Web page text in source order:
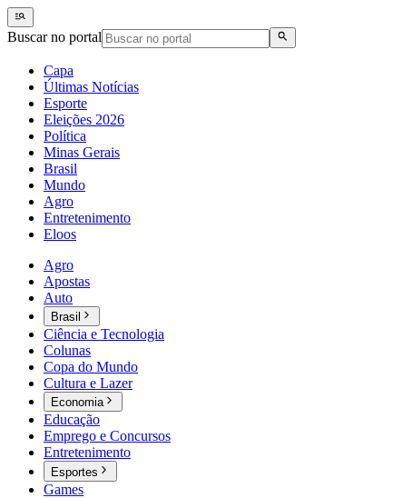
Buscar no portal
Capa
Últimas Notícias
Esporte
Eleições 2026
Política
Minas Gerais
Brasil
Mundo
Agro
Entretenimento
Eloos
Agro
Apostas
Auto
Brasil
Ciência e Tecnologia
Colunas
Copa do Mundo
Cultura e Lazer
Economia
Educação
Emprego e Concursos
Entretenimento
Esportes
Games